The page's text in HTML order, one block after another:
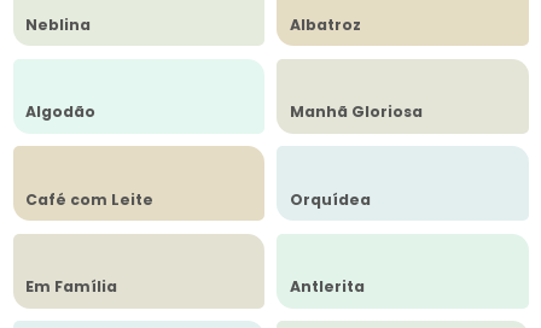
Neblina Albatroz
Algodão Manhã Gloriosa
Café com Leite Orquídea
Em Família Antlerita